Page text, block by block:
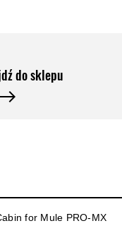
do sklepu
for Mule PRO-MX